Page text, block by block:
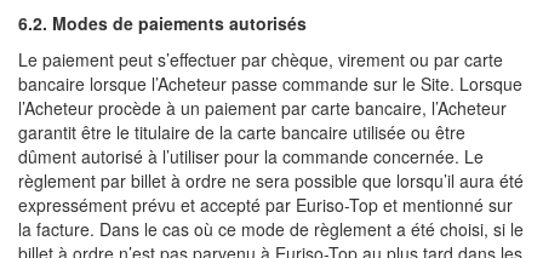
6.2. Modes de paiements autorisés
Le paiement peut s’effectuer par chèque, virement ou par carte
bancaire lorsque l’Acheteur passe commande sur le Site. Lorsque
l’Acheteur procède à un paiement par carte bancaire, l’Acheteur
garantit être le titulaire de la carte bancaire utilisée ou être
dûment autorisé à l’utiliser pour la commande concernée. Le
règlement par billet à ordre ne sera possible que lorsqu’il aura été
expressément prévu et accepté par Euriso-Top et mentionné sur
la facture. Dans le cas où ce mode de règlement a été choisi, si le
billet à ordre n’est pas parvenu à Euriso-Top au plus tard dans les